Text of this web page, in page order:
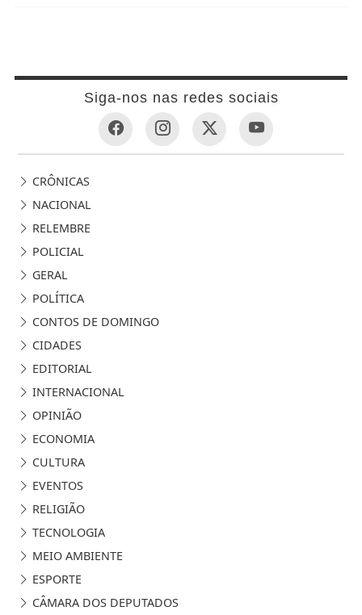
Siga-nos nas redes sociais
CRÔNICAS
NACIONAL
RELEMBRE
POLICIAL
GERAL
POLÍTICA
CONTOS DE DOMINGO
CIDADES
EDITORIAL
INTERNACIONAL
OPINIÃO
ECONOMIA
CULTURA
EVENTOS
RELIGIÃO
TECNOLOGIA
MEIO AMBIENTE
ESPORTE
CÂMARA DOS DEPUTADOS